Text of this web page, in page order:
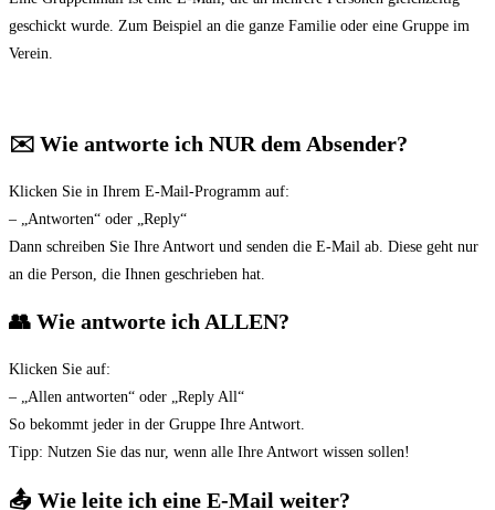
geschickt wurde. Zum Beispiel an die ganze Familie oder eine Gruppe im
Verein.
✉️ Wie antworte ich NUR dem Absender?
Klicken Sie in Ihrem E-Mail-Programm auf:
– „Antworten“ oder „Reply“
Dann schreiben Sie Ihre Antwort und senden die E-Mail ab. Diese geht nur
an die Person, die Ihnen geschrieben hat.
👥 Wie antworte ich ALLEN?
Klicken Sie auf:
– „Allen antworten“ oder „Reply All“
So bekommt jeder in der Gruppe Ihre Antwort.
Tipp: Nutzen Sie das nur, wenn alle Ihre Antwort wissen sollen!
📤 Wie leite ich eine E-Mail weiter?